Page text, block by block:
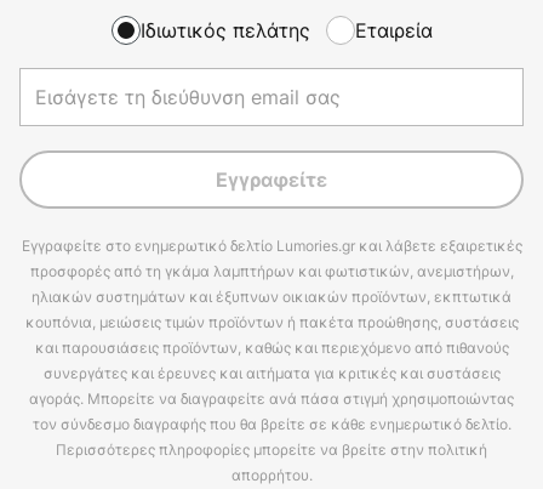
Ιδιωτικός πελάτης Εταιρεία
Εγγραφείτε
Εγγραφείτε στο ενημερωτικό δελτίο Lumories.gr και λάβετε εξαιρετικές
προσφορές από τη γκάμα λαμπτήρων και φωτιστικών, ανεμιστήρων,
ηλιακών συστημάτων και έξυπνων οικιακών προϊόντων, εκπτωτικά
κουπόνια, μειώσεις τιμών προϊόντων ή πακέτα προώθησης, συστάσεις
και παρουσιάσεις προϊόντων, καθώς και περιεχόμενο από πιθανούς
συνεργάτες και έρευνες και αιτήματα για κριτικές και συστάσεις
αγοράς. Μπορείτε να διαγραφείτε ανά πάσα στιγμή χρησιμοποιώντας
τον σύνδεσμο διαγραφής που θα βρείτε σε κάθε ενημερωτικό δελτίο.
Περισσότερες πληροφορίες μπορείτε να βρείτε στην πολιτική
απορρήτου.